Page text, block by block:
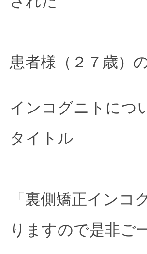
患者様（２７歳）
インコグニトにつ
タイトル
「裏側矯正イン
りますので是非ご